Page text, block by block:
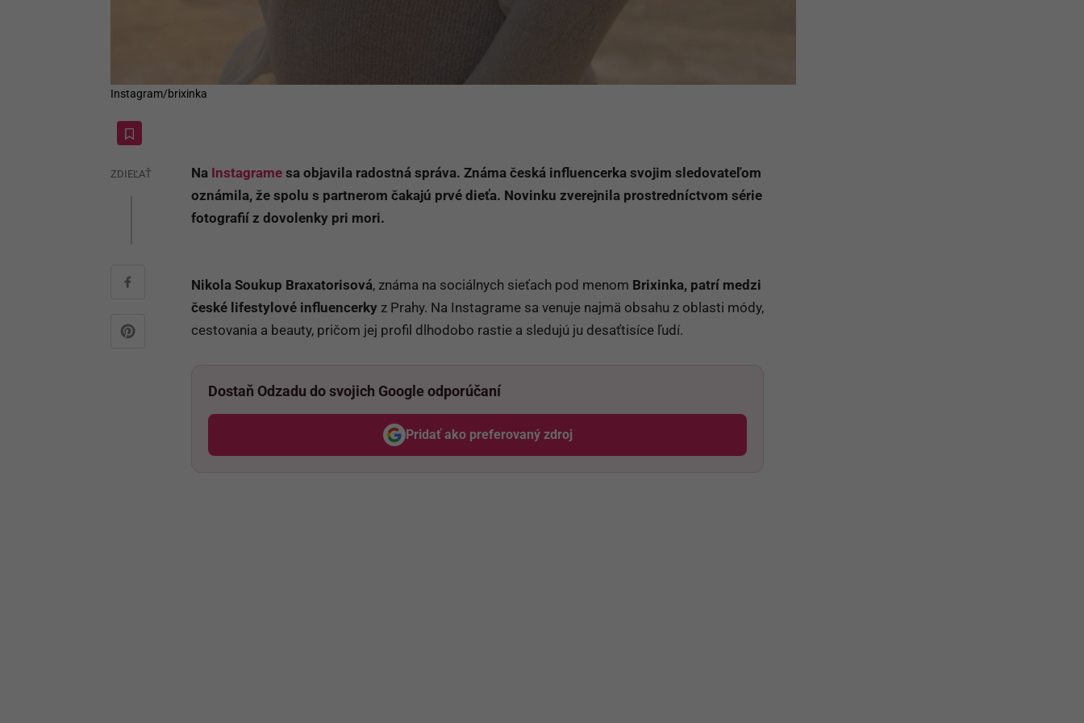
Instagram/brixinka
ZDIEĽAŤ Na Instagrame sa objavila radostná správa. Známa česká influencerka svojim sledovateľom
oznámila, že spolu s partnerom čakajú prvé dieťa. Novinku zverejnila prostredníctvom série
fotografií z dovolenky pri mori.
Nikola Soukup Braxatorisová, známa na sociálnych sieťach pod menom Brixinka, patrí medzi
české lifestylové influencerky z Prahy. Na Instagrame sa venuje najmä obsahu z oblasti módy,
cestovania a beauty, pričom jej profil dlhodobo rastie a sledujú ju desaťtisíce ľudí.
Dostaň Odzadu do svojich Google odporúčaní
Pridať ako preferovaný zdroj
Odzadu, odkaz sa otvorí v novom okne